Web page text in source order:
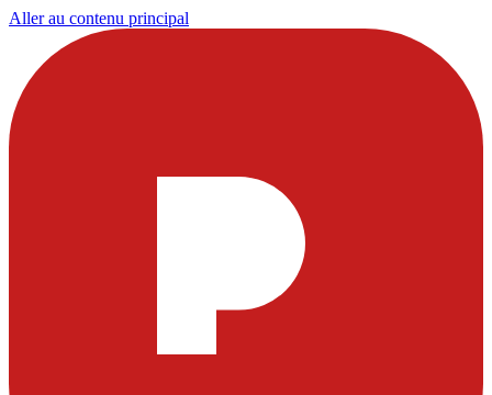
Aller au contenu principal